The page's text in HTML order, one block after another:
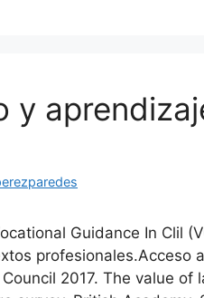
y
Guidance In Clil
profesionales.Acceso
2017. The value of